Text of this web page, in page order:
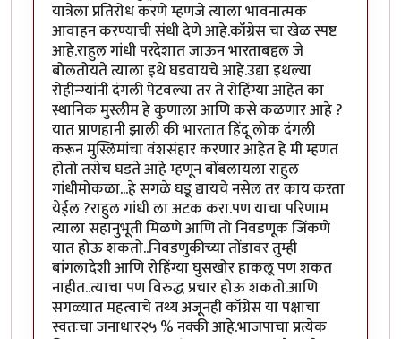
यात्रेला प्रतिरोध करणे म्हणजे त्याला भावनात्मक
आवाहन करण्याची संधी देणे आहे.कॉंग्रेस चा खेळ स्पष्ट
आहे.राहुल गांधी परदेशात जाऊन भारताबद्दल जे
बोलतोयते त्याला इथे घडवायचे आहे.उद्या इथल्या
रोहीन्ग्यांनी दंगली पेटवल्या तर ते रोहिंग्या आहेत का
स्थानिक मुस्लीम हे कुणाला आणि कसे कळणार आहे ?
यात प्राणहानी झाली की भारतात हिंदू लोक दंगली
करून मुस्लिमांचा वंशसंहार करणार आहेत हे मी म्हणत
होतो तसेच घडते आहे म्हणून बोंबलायला राहुल
गांधीमोकळा...हे सगळे घडू द्यायचे नसेल तर काय करता
येईल ?राहुल गांधी ला अटक करा.पण याचा परिणाम
त्याला सहानुभूती मिळणे आणि तो निवडणूक जिंकणे
यात होऊ शकतो..निवडणुकीच्या तोंडावर तुम्ही
बांगलादेशी आणि रोहिंग्या घुसखोर हाकलू पण शकत
नाहीत..त्याचा पण विरुद्ध प्रचार होऊ शकतो.आणि
सगळ्यात महत्वाचे तथ्य अजूनही कॉंग्रेस या पक्षाचा
स्वतःचा जनाधार२५ % नक्की आहे.भाजपाचा प्रत्येक